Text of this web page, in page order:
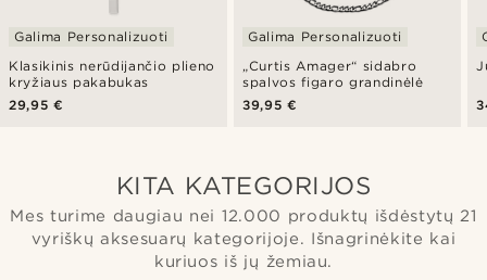
Klasikinis nerūdijančio plieno
kryžiaus pakabukas
Galima Personalizuoti
29,95 €
„Curtis Amager“ sidabro
spalvos figaro grandinėlė
Galima Personalizuoti
39,95 €
KITA KATEGORIJOS
Mes turime daugiau nei 12.000 produktų išdėstytų 21
vyriškų aksesuarų kategorijoje. Išnagrinėkite kai
kuriuos iš jų žemiau.